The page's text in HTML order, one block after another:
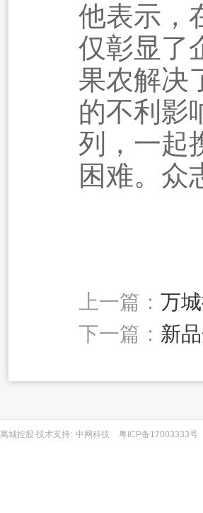
他表示，
仅彰显了
果农解决
的不利影
列，一起
困难。众
上一篇：万
下一篇： 新
萬城控股 技术支持: 中网科技 粤ICP备17003333号